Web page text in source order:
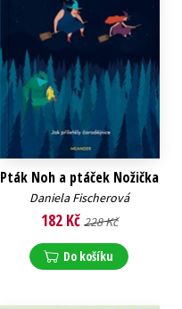
Pták Noh a ptáček Nožička
Daniela Fischerová
182 Kč 228 Kč
Do košíku